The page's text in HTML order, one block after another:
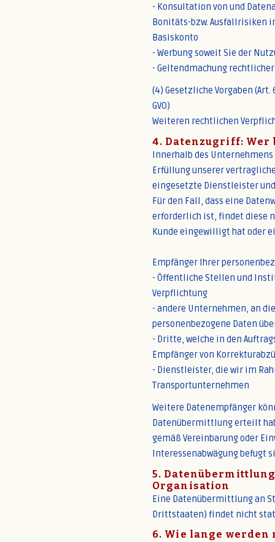
- Konsultation von und
Bonitäts-bzw. Ausfallrisiken
Basiskonto
- Werbung soweit Sie der
- Geltendmachung
(4) Gesetzliche Vorgaben (Art.
GVO)
Weiteren rechtlichen
4. Datenzugriff: Wer
Innerhalb des
Erfüllung unserer
eingesetzte Dienstleister
Für den Fall, dass eine
erforderlich ist, findet diese
Kunde eingewilligt hat oder
Empfänger Ihrer
- Öffentliche Stellen und
Verpflichtung
- andere Unternehmen, an
personenbezogene Daten
- Dritte, welche in den
Empfänger von
- Dienstleister, die wir im
Transportunternehmen
Weitere Datenempfänger
Datenübermittlung erteilt
gemäß Vereinbarung oder
Interessenabwägung befugt
5.
Organisation
Eine Datenübermittlung an
Drittstaaten) findet nicht
6. Wie lange werden